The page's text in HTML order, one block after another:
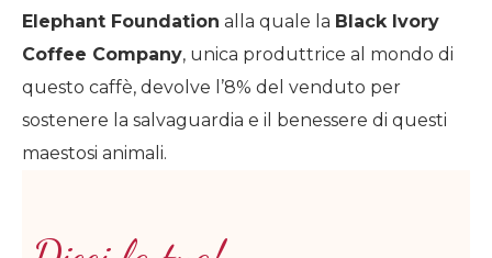
Elephant Foundation alla quale la Black Ivory
Coffee Company, unica produttrice al mondo di
questo caffè, devolve l’8% del venduto per
sostenere la salvaguardia e il benessere di questi
maestosi animali.